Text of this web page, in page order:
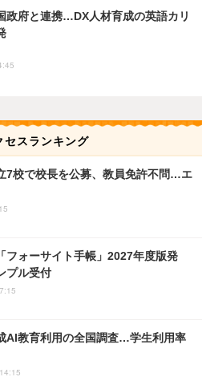
政府と連携…DX人材育成の英語カリ
セスランキング
7校で校長を公募、教員免許不問…エ
フォーサイト手帳」2027年度版発
プル受付
AI教育利用の全国調査…学生利用率